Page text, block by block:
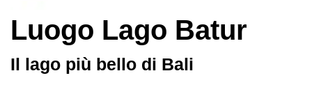
Luogo Lago Batur
Il lago più bello di Bali